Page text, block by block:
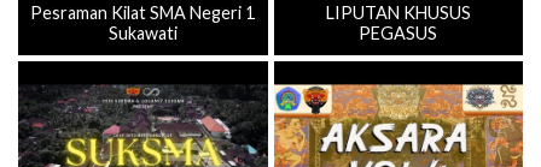
Pesraman Kilat SMA Negeri 1
Sukawati
LIPUTAN KHUSUS
PEGASUS